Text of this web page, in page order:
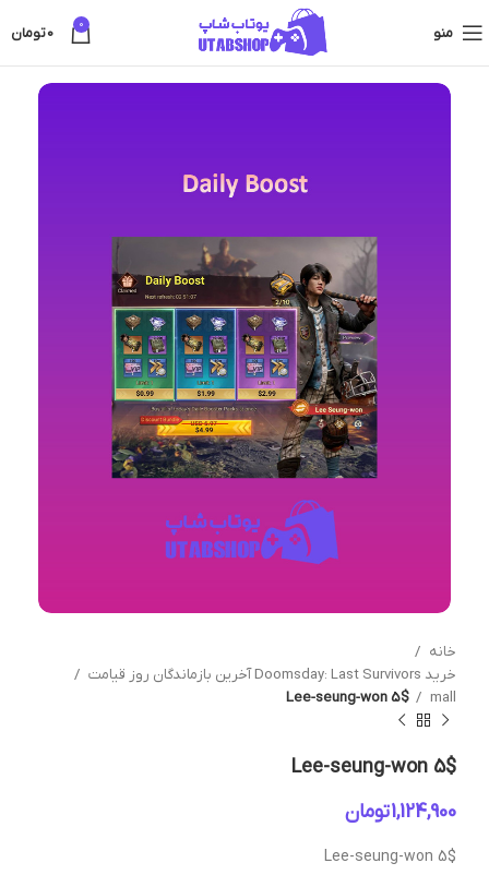
منو 0
0تومان
خانه
خرید Doomsday: Last Survivors آخرین بازماندگان روز قیامت
mall
Lee-seung-won 5$
Lee-seung-won 5$
تومان
Lee-seung-won 5$